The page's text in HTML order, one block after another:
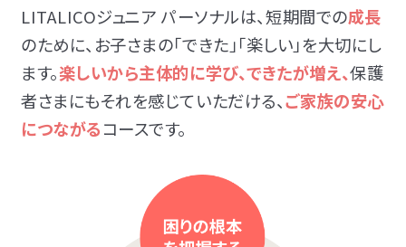
LITALICOジュニア パーソナルは、短期間での成長
のために、お子さまの「できた」「楽しい」を大切にし
ます。楽しいから主体的に学び、できたが増え、保護
者さまにもそれを感じていただける、ご家族の安心
につながるコースです。